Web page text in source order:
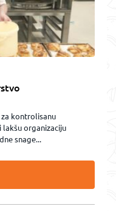
kontrolisanu
organizaciju
snage...